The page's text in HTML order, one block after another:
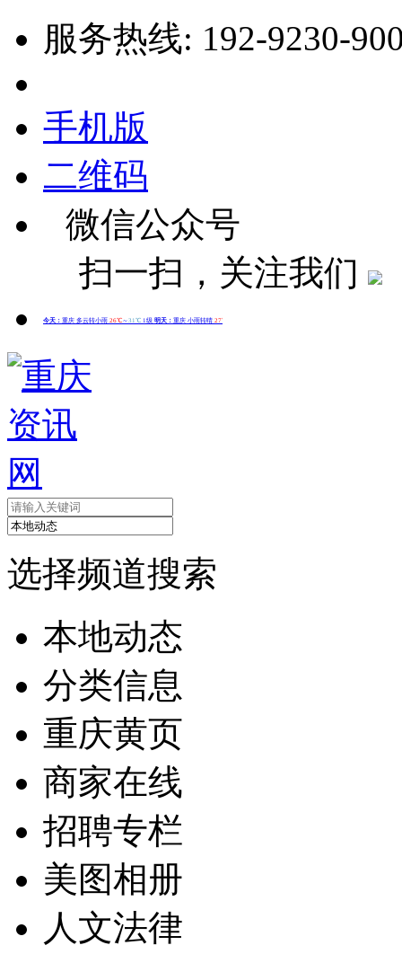
服务热线: 192-9230-
手机版
二维码
微信公众号
扫一扫，关注我们
选择频道搜索
本地动态
分类信息
重庆黄页
商家在线
招聘专栏
美图相册
人文法律